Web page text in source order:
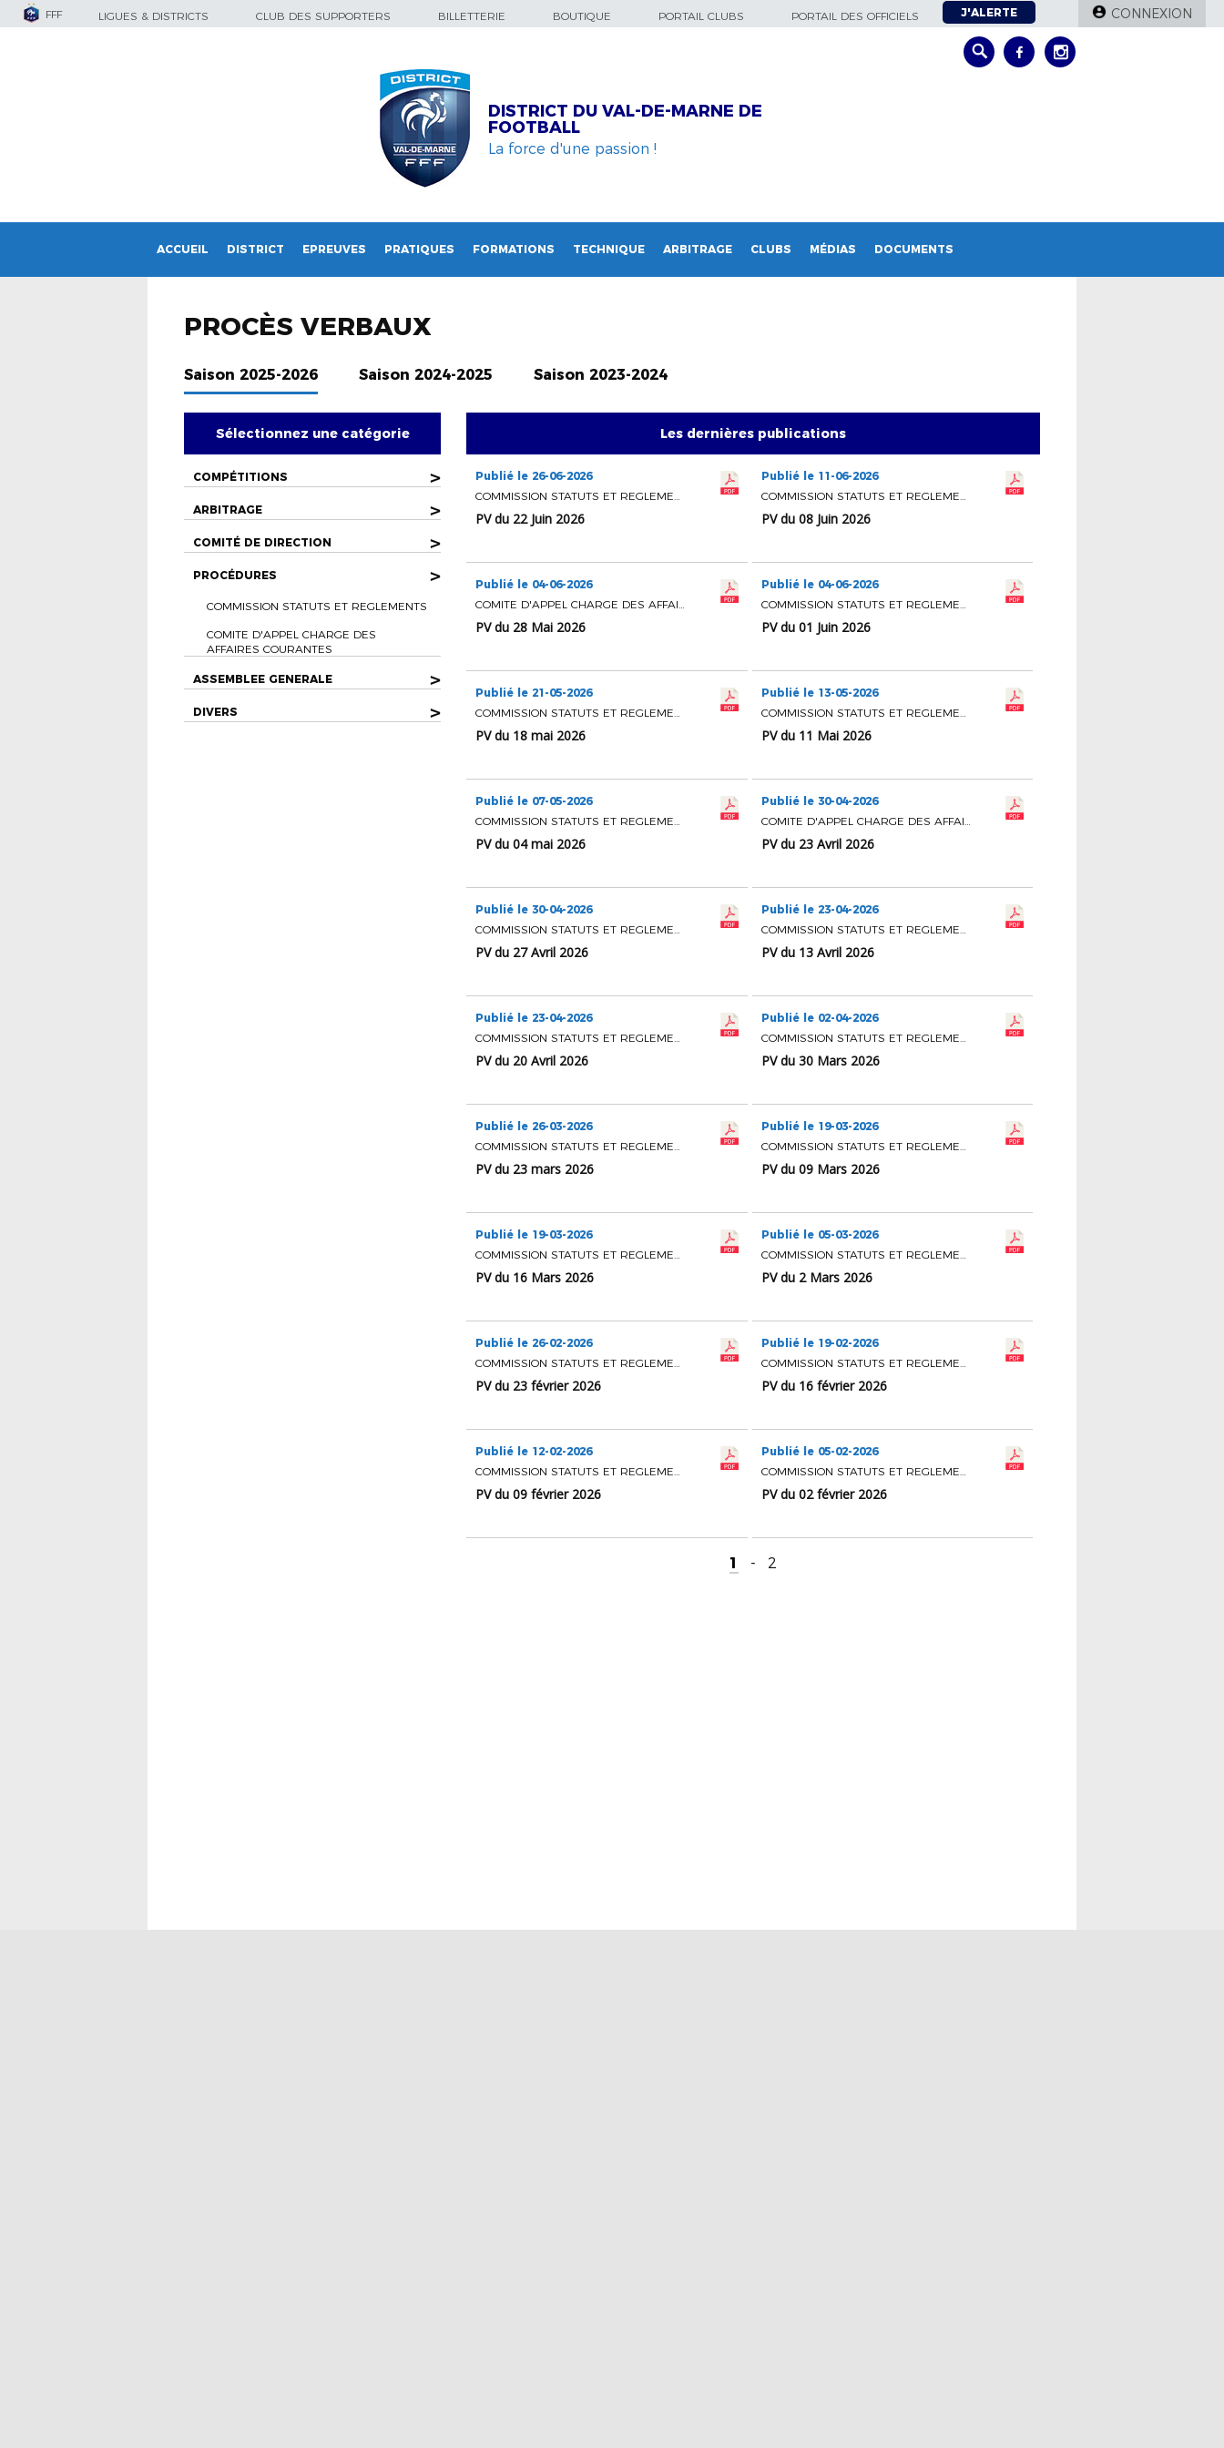
FFF LIGUES & DISTRICTS CLUB DES SUPPORTERS BILLETTERIE BOUTIQUE PORTAIL CLUBS PORTAIL DES OFFICIELS J'ALERTE CONNEXION
DISTRICT DU VAL-DE-MARNE DE
FOOTBALL
La force d'une passion !
ACCUEIL DISTRICT EPREUVES PRATIQUES FORMATIONS TECHNIQUE ARBITRAGE CLUBS MÉDIAS DOCUMENTS
PROCÈS VERBAUX
Saison 2025-2026 Saison 2024-2025 Saison 2023-2024
Sélectionnez une catégorie
COMPÉTITIONS >
ARBITRAGE >
COMITÉ DE DIRECTION >
PROCÉDURES >
COMMISSION STATUTS ET REGLEMENTS
COMITE D'APPEL CHARGE DES
AFFAIRES COURANTES
ASSEMBLEE GENERALE >
DIVERS >
Les dernières publications
Publié le 26-06-2026
COMMISSION STATUTS ET REGLEMENTS
PV du 22 Juin 2026
Publié le 11-06-2026
COMMISSION STATUTS ET REGLEMENTS
PV du 08 Juin 2026
Publié le 04-06-2026
COMITE D'APPEL CHARGE DES AFFAIRES COURANTES
PV du 28 Mai 2026
Publié le 04-06-2026
COMMISSION STATUTS ET REGLEMENTS
PV du 01 Juin 2026
Publié le 21-05-2026
COMMISSION STATUTS ET REGLEMENTS
PV du 18 mai 2026
Publié le 13-05-2026
COMMISSION STATUTS ET REGLEMENTS
PV du 11 Mai 2026
Publié le 07-05-2026
COMMISSION STATUTS ET REGLEMENTS
PV du 04 mai 2026
Publié le 30-04-2026
COMITE D'APPEL CHARGE DES AFFAIRES COURANTES
PV du 23 Avril 2026
Publié le 30-04-2026
COMMISSION STATUTS ET REGLEMENTS
PV du 27 Avril 2026
Publié le 23-04-2026
COMMISSION STATUTS ET REGLEMENTS
PV du 13 Avril 2026
Publié le 23-04-2026
COMMISSION STATUTS ET REGLEMENTS
PV du 20 Avril 2026
Publié le 02-04-2026
COMMISSION STATUTS ET REGLEMENTS
PV du 30 Mars 2026
Publié le 26-03-2026
COMMISSION STATUTS ET REGLEMENTS
PV du 23 mars 2026
Publié le 19-03-2026
COMMISSION STATUTS ET REGLEMENTS
PV du 09 Mars 2026
Publié le 19-03-2026
COMMISSION STATUTS ET REGLEMENTS
PV du 16 Mars 2026
Publié le 05-03-2026
COMMISSION STATUTS ET REGLEMENTS
PV du 2 Mars 2026
Publié le 26-02-2026
COMMISSION STATUTS ET REGLEMENTS
PV du 23 février 2026
Publié le 19-02-2026
COMMISSION STATUTS ET REGLEMENTS
PV du 16 février 2026
Publié le 12-02-2026
COMMISSION STATUTS ET REGLEMENTS
PV du 09 février 2026
Publié le 05-02-2026
COMMISSION STATUTS ET REGLEMENTS
PV du 02 février 2026
1 - 2